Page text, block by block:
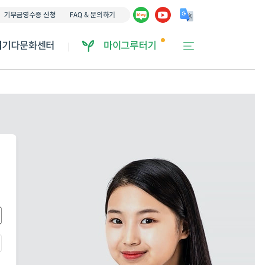
기부금영수증 신청 FAQ & 문의하기
다문화센터 마이그루터기